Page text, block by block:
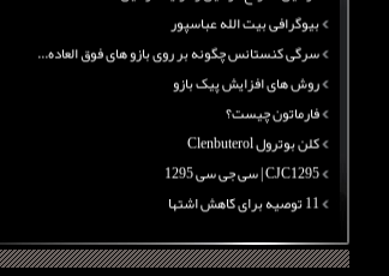
بیوگرافی بیت الله عباسپور
سرگی کنستانس چگونه بر روی بازو های فوق العاده...
روش های افزایش پیک بازو
فارماتون چیست؟
کلن بوترول Clenbuterol
CJC1295 | سی جی سی 1295
11 توصیه برای کاهش اشتها
چربی سوزی با چای سبز